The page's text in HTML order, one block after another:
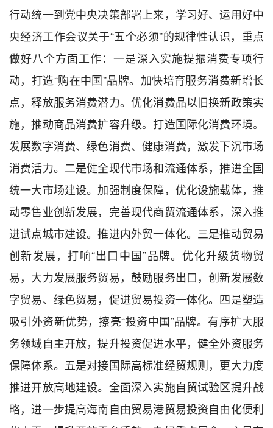
行动统一到党中央决策部署上来，学习好、运用好中
央经济工作会议关于“五个必须”的规律性认识，重点
做好八个方面工作：一是深入实施提振消费专项行
动，打造“购在中国”品牌。加快培育服务消费新增长
点，释放服务消费潜力。优化消费品以旧换新政策实
施，推动商品消费扩容升级。打造国际化消费环境。
发展数字消费、绿色消费、健康消费，激发下沉市场
消费活力。二是健全现代市场和流通体系，推进全国
统一大市场建设。加强制度保障，优化设施载体，推
动零售业创新发展，完善现代商贸流通体系，深入推
进试点城市建设。推进内外贸一体化。三是推动贸易
创新发展，打响“出口中国”品牌。优化升级货物贸
易，大力发展服务贸易，鼓励服务出口，创新发展数
字贸易、绿色贸易，促进贸易投资一体化。四是塑造
吸引外资新优势，擦亮“投资中国”品牌。有序扩大服
务领域自主开放，提升投资促进水平，健全外资服务
保障体系。五是对接国际高标准经贸规则，更大力度
推进开放高地建设。全面深入实施自贸试验区提升战
略，进一步提高海南自由贸易港贸易投资自由化便利